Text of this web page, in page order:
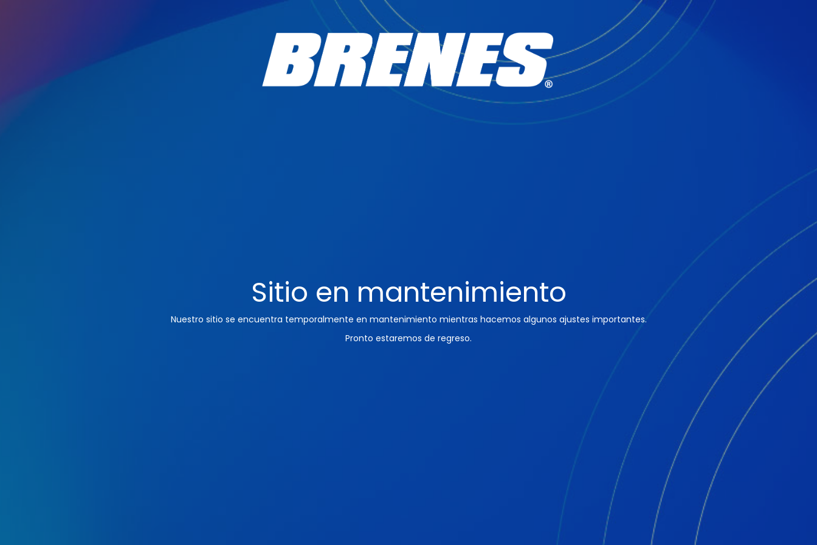
Sitio en mantenimiento
Nuestro sitio se encuentra temporalmente en mantenimiento mientras hacemos algunos ajustes importantes.
Pronto estaremos de regreso.